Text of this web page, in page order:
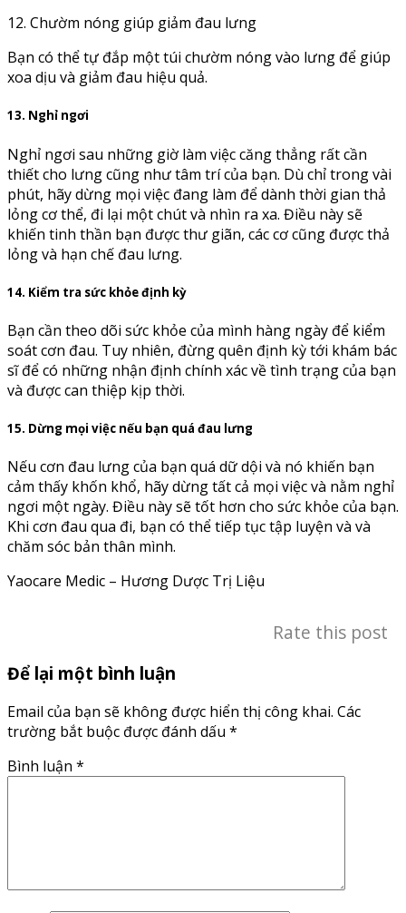
12. Chườm nóng giúp giảm đau lưng
Bạn có thể tự đắp một túi chườm nóng vào lưng để giúp
xoa dịu và giảm đau hiệu quả.
13. Nghỉ ngơi
Nghỉ ngơi sau những giờ làm việc căng thẳng rất cần
thiết cho lưng cũng như tâm trí của bạn. Dù chỉ trong vài
phút, hãy dừng mọi việc đang làm để dành thời gian thả
lỏng cơ thể, đi lại một chút và nhìn ra xa. Điều này sẽ
khiến tinh thần bạn được thư giãn, các cơ cũng được thả
lỏng và hạn chế đau lưng.
14. Kiểm tra sức khỏe định kỳ
Bạn cần theo dõi sức khỏe của mình hàng ngày để kiểm
soát cơn đau. Tuy nhiên, đừng quên định kỳ tới khám bác
sĩ để có những nhận định chính xác về tình trạng của bạn
và được can thiệp kịp thời.
15. Dừng mọi việc nếu bạn quá đau lưng
Nếu cơn đau lưng của bạn quá dữ dội và nó khiến bạn
cảm thấy khốn khổ, hãy dừng tất cả mọi việc và nằm nghỉ
ngơi một ngày. Điều này sẽ tốt hơn cho sức khỏe của bạn.
Khi cơn đau qua đi, bạn có thể tiếp tục tập luyện và và
chăm sóc bản thân mình.
Yaocare Medic – Hương Dược Trị Liệu
Rate this post
Để lại một bình luận
Email của bạn sẽ không được hiển thị công khai. Các
trường bắt buộc được đánh dấu *
Bình luận *